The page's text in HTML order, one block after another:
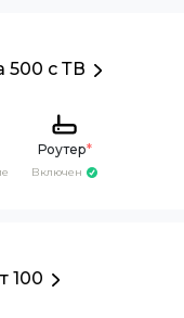
500 c ТВ
Роутер*
Включен
100